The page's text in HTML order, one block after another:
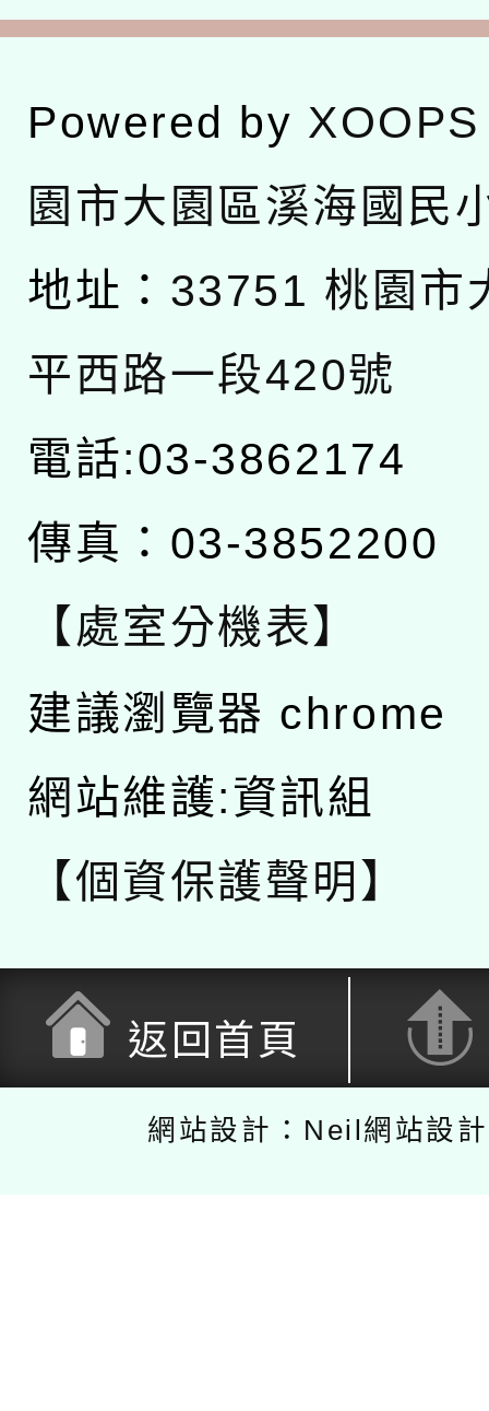
Powered by XOOPS
園市大園區溪海國民
地址： 33751 桃園市
平西路一段420號
電話:03-3862174
傳真：03-3852200
【處室分機表】
建議瀏覽器 chrome
網站維護:資訊組
【個資保護聲明】
返回首頁
網站設計：Neil網站設